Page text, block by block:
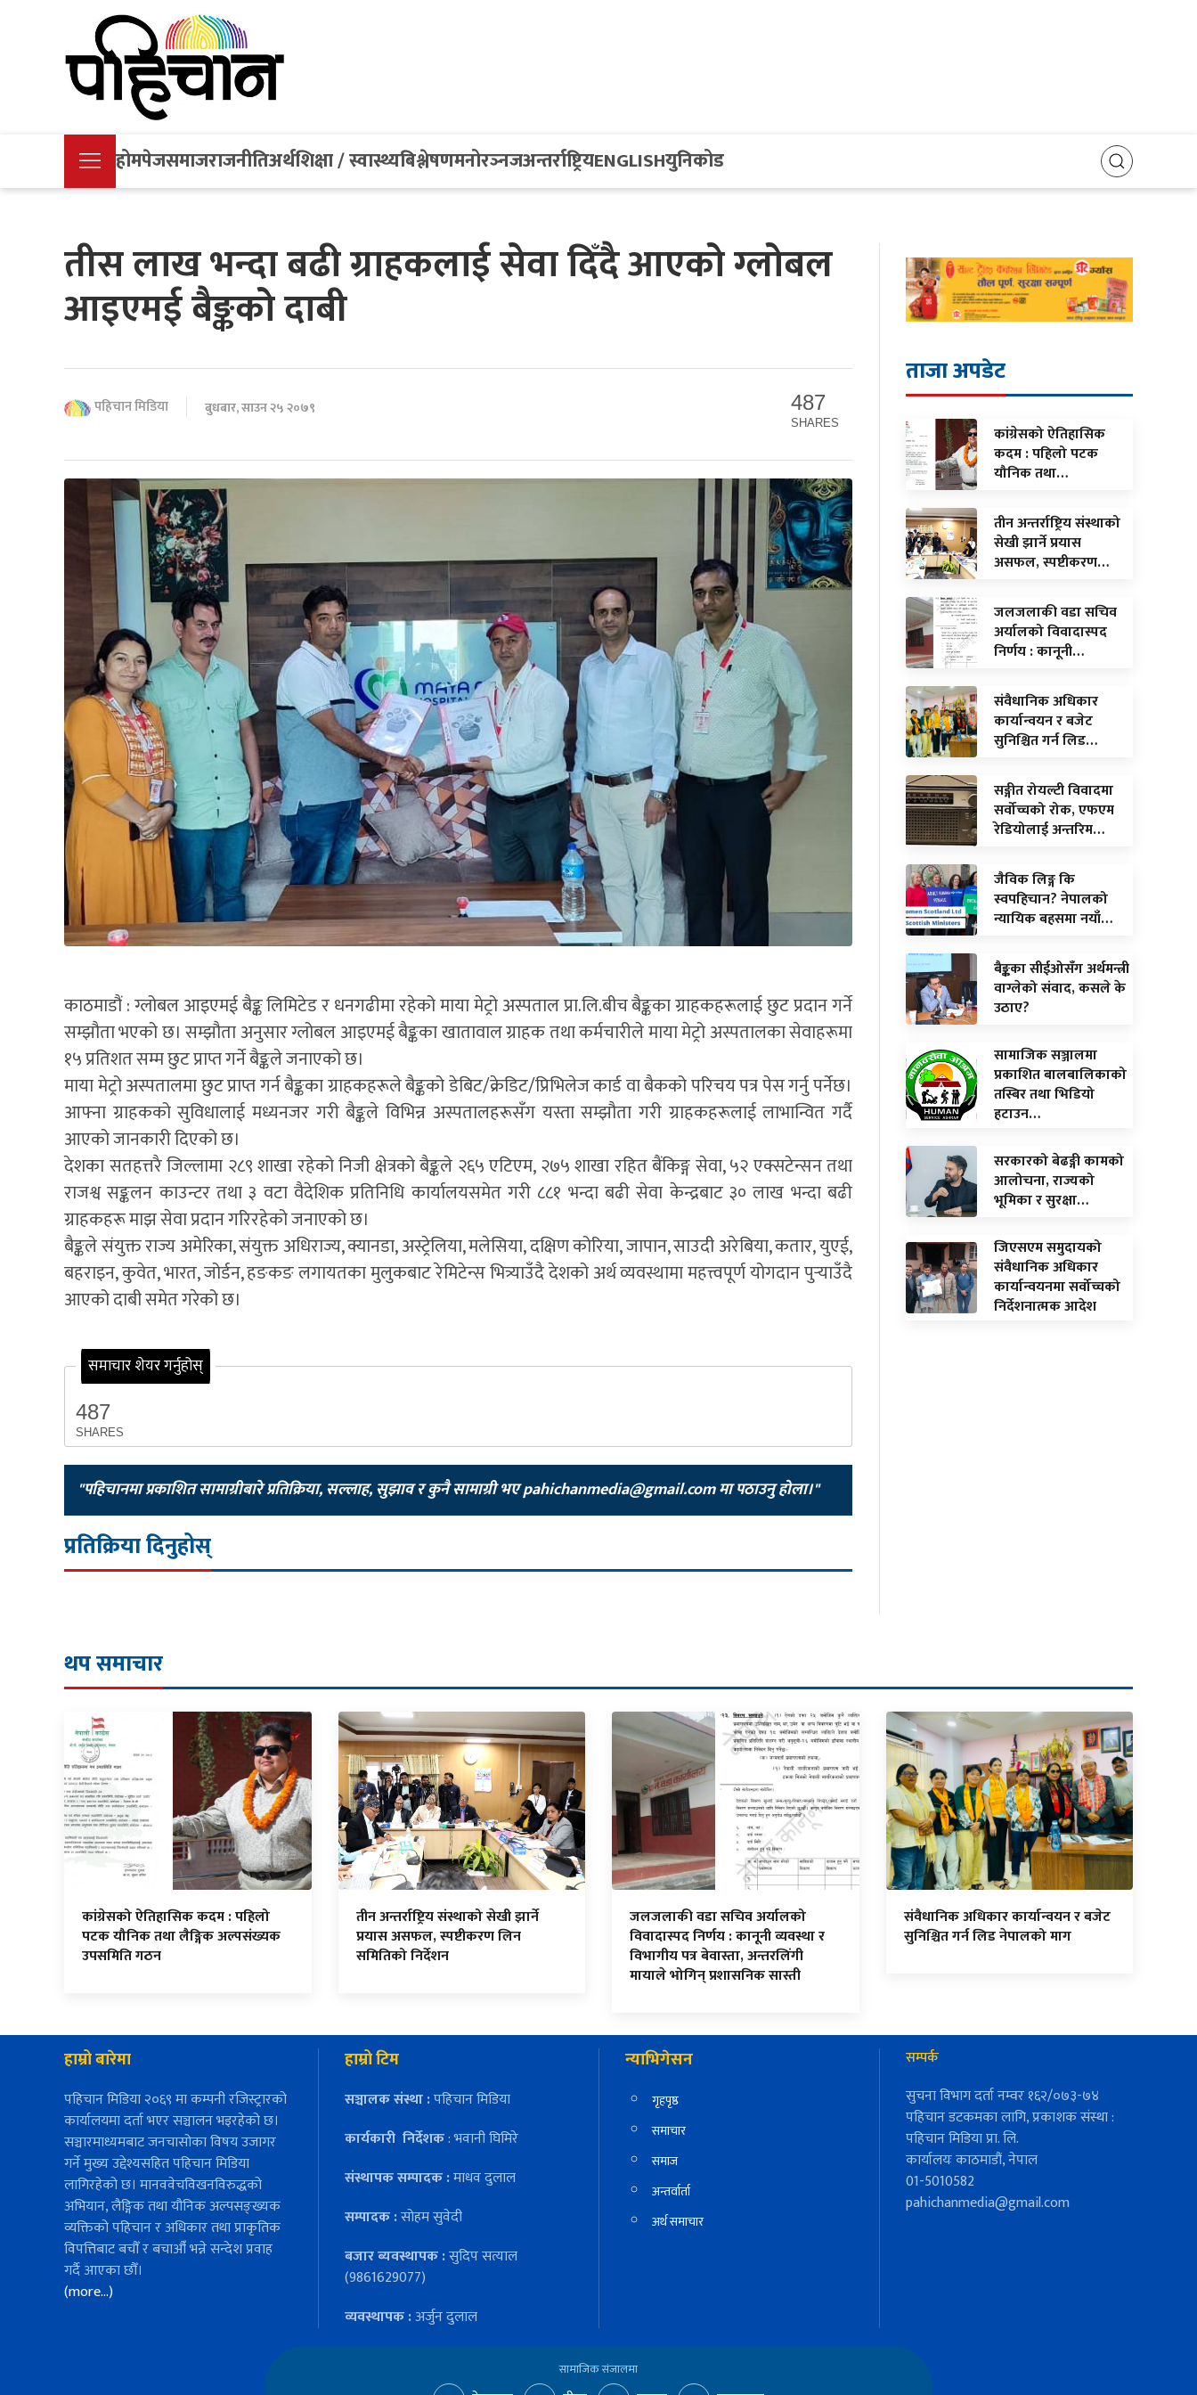
होमपेजसमाजराजनीतिअर्थशिक्षा / स्वास्थ्यबिश्लेषणमनोरञ्नजअन्तर्राष्ट्रियENGLISHयुनिकोड
तीस लाख भन्दा बढी ग्राहकलाई सेवा दिँदै आएको ग्लोबल
आइएमई बैङ्कको दाबी
पहिचान मिडिया बुधबार, साउन २५ २०७९ 487
SHARES
काठमाडौं : ग्लोबल आइएमई बैङ्क लिमिटेड र धनगढीमा रहेको माया मेट्रो अस्पताल प्रा.लि.बीच बैङ्कका ग्राहकहरूलाई छुट प्रदान गर्ने
सम्झौता भएको छ। सम्झौता अनुसार ग्लोबल आइएमई बैङ्कका खातावाल ग्राहक तथा कर्मचारीले माया मेट्रो अस्पतालका सेवाहरूमा
१५ प्रतिशत सम्म छुट प्राप्त गर्ने बैङ्कले जनाएको छ।
माया मेट्रो अस्पतालमा छुट प्राप्त गर्न बैङ्कका ग्राहकहरूले बैङ्कको डेबिट/क्रेडिट/प्रिभिलेज कार्ड वा बैकको परिचय पत्र पेस गर्नु पर्नेछ।
आफ्ना ग्राहकको सुविधालाई मध्यनजर गरी बैङ्कले विभिन्न अस्पतालहरूसँग यस्ता सम्झौता गरी ग्राहकहरूलाई लाभान्वित गर्दै
आएको जानकारी दिएको छ।
देशका सतहत्तरै जिल्लामा २८९ शाखा रहेको निजी क्षेत्रको बैङ्कले २६५ एटिएम, २७५ शाखा रहित बैंकिङ्ग सेवा, ५२ एक्सटेन्सन तथा
राजश्व सङ्कलन काउन्टर तथा ३ वटा वैदेशिक प्रतिनिधि कार्यालयसमेत गरी ८८१ भन्दा बढी सेवा केन्द्रबाट ३० लाख भन्दा बढी
ग्राहकहरू माझ सेवा प्रदान गरिरहेको जनाएको छ।
बैङ्कले संयुक्त राज्य अमेरिका, संयुक्त अधिराज्य, क्यानडा, अस्ट्रेलिया, मलेसिया, दक्षिण कोरिया, जापान, साउदी अरेबिया, कतार, युएई,
बहराइन, कुवेत, भारत, जोर्डन, हङकङ लगायतका मुलुकबाट रेमिटेन्स भित्र्याउँदै देशको अर्थ व्यवस्थामा महत्त्वपूर्ण योगदान पुर्‍याउँदै
आएको दाबी समेत गरेको छ।
समाचार शेयर गर्नुहोस्
487
SHARES
"पहिचानमा प्रकाशित सामाग्रीबारे प्रतिक्रिया, सल्लाह, सुझाव र कुनै सामाग्री भएpahichanmedia@gmail.comमा पठाउनु होला।"
प्रतिक्रिया दिनुहोस्
ताजा अपडेट
कांग्रेसको ऐतिहासिक
कदम : पहिलो पटक
यौनिक तथा…
तीन अन्तर्राष्ट्रिय संस्थाको
सेखी झार्ने प्रयास
असफल, स्पष्टीकरण…
जलजलाकी वडा सचिव
अर्यालको विवादास्पद
निर्णय : कानूनी…
संवैधानिक अधिकार
कार्यान्वयन र बजेट
सुनिश्चित गर्न लिड…
सङ्गीत रोयल्टी विवादमा
सर्वोच्चको रोक, एफएम
रेडियोलाई अन्तरिम…
जैविक लिङ्ग कि
स्वपहिचान? नेपालको
न्यायिक बहसमा नयाँ…
बैङ्कका सीईओसँग अर्थमन्त्री
वाग्लेको संवाद, कसले के
उठाए?
सामाजिक सञ्जालमा
प्रकाशित बालबालिकाको
तस्बिर तथा भिडियो
हटाउन…
सरकारको बेढङ्गी कामको
आलोचना, राज्यको
भूमिका र सुरक्षा…
जिएसएम समुदायको
संवैधानिक अधिकार
कार्यान्वयनमा सर्वोच्चको
निर्देशनात्मक आदेश
थप समाचार
कांग्रेसको ऐतिहासिक कदम : पहिलो
पटक यौनिक तथा लैङ्गिक अल्पसंख्यक
उपसमिति गठन
तीन अन्तर्राष्ट्रिय संस्थाको सेखी झार्ने
प्रयास असफल, स्पष्टीकरण लिन
समितिको निर्देशन
जलजलाकी वडा सचिव अर्यालको
विवादास्पद निर्णय : कानूनी व्यवस्था र
विभागीय पत्र बेवास्ता, अन्तरलिंगी
मायाले भोगिन् प्रशासनिक सास्ती
संवैधानिक अधिकार कार्यान्वयन र बजेट
सुनिश्चित गर्न लिड नेपालको माग
हाम्रो बारेमा
पहिचान मिडिया २०६९ मा कम्पनी रजिस्ट्रारको
कार्यालयमा दर्ता भएर सञ्चालन भइरहेको छ।
सञ्चारमाध्यमबाट जनचासोका विषय उजागर
गर्ने मुख्य उद्देश्यसहित पहिचान मिडिया
लागिरहेको छ। मानववेचविखनविरुद्धको
अभियान, लैङ्गिक तथा यौनिक अल्पसङ्ख्यक
व्यक्तिको पहिचान र अधिकार तथा प्राकृतिक
विपत्तिबाट बचौँ र बचाऔँ भन्ने सन्देश प्रवाह
गर्दै आएका छौँ।
(more…)
हाम्रो टिम
सञ्चालक संस्था :पहिचान मिडिया
कार्यकारी निर्देशक: भवानी घिमिरे
संस्थापक सम्पादक :माधव दुलाल
सम्पादक :सोहम सुवेदी
बजार ब्यवस्थापक :सुदिप सत्याल
(9861629077)
व्यवस्थापक :अर्जुन दुलाल
न्याभिगेसन
गृहपृष्ठ
समाचार
समाज
अन्तर्वार्ता
अर्थ समाचार
सम्पर्क
सुचना विभाग दर्ता नम्वर १६२/०७३-७४
पहिचान डटकमका लागि, प्रकाशक संस्था :
पहिचान मिडिया प्रा. लि.
कार्यालयः काठमाडौं, नेपाल
01-5010582
pahichanmedia@gmail.com
सामाजिक संजालमा